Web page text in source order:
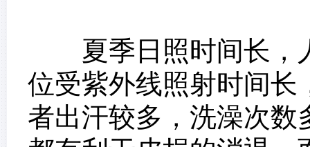
夏季日照时间长，
位受紫外线照射时间长
者出汗较多，洗澡次数